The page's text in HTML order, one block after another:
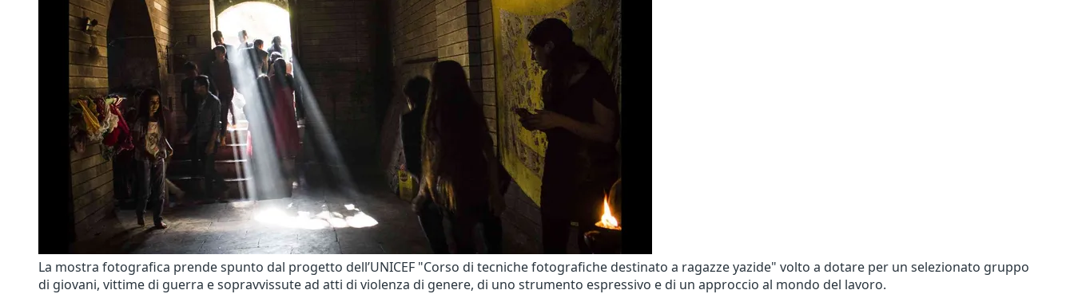
La mostra fotografica prende spunto dal progetto dell’UNICEF "Corso di tecniche fotografiche destinato a ragazze yazide" volto a dotare per un selezionato gruppo
di giovani, vittime di guerra e sopravvissute ad atti di violenza di genere, di uno strumento espressivo e di un approccio al mondo del lavoro.